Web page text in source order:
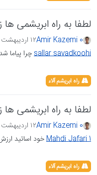
لطفا به راه ابریشمی
Amir Kazemi 0۱۲ اردیبهشت ۱۴۰۰،‏ ۱۹:۰۷
sallar savadkoohiچرا پیاما شد ۹۸۰ تا؟
راه ابریشم آلاء
لطفا به راه ابریشمی
Amir Kazemi 0۱۲ اردیبهشت ۱۴۰۰،‏ ۱۹:۰۵
Mahdi Jafari 1خود اساتید
راه ابریشم آلاء